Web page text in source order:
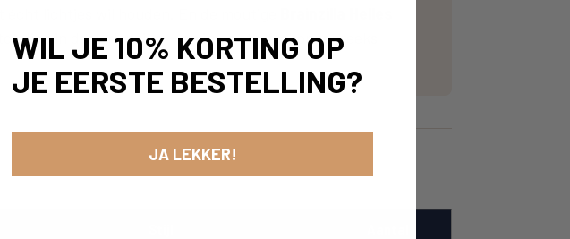
écht lichtjes wil houden. En de moutige
diep in de verlenging — en in de strafschoppenreeks
WIL JE 10% KORTING OP
JE EERSTE BESTELLING?
JA LEKKER!